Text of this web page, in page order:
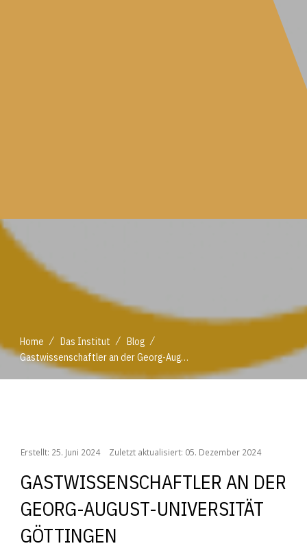
Home / Das Institut / Blog /
Gastwissenschaftler an der Georg-August-Universität Göttingen
Erstellt: 25. Juni 2024 Zuletzt aktualisiert: 05. Dezember 2024
GASTWISSENSCHAFTLER AN DER
GEORG-AUGUST-UNIVERSITÄT
GÖTTINGEN